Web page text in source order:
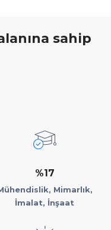
sahip
%17
Mimarlık,
İmalat, İnşaat